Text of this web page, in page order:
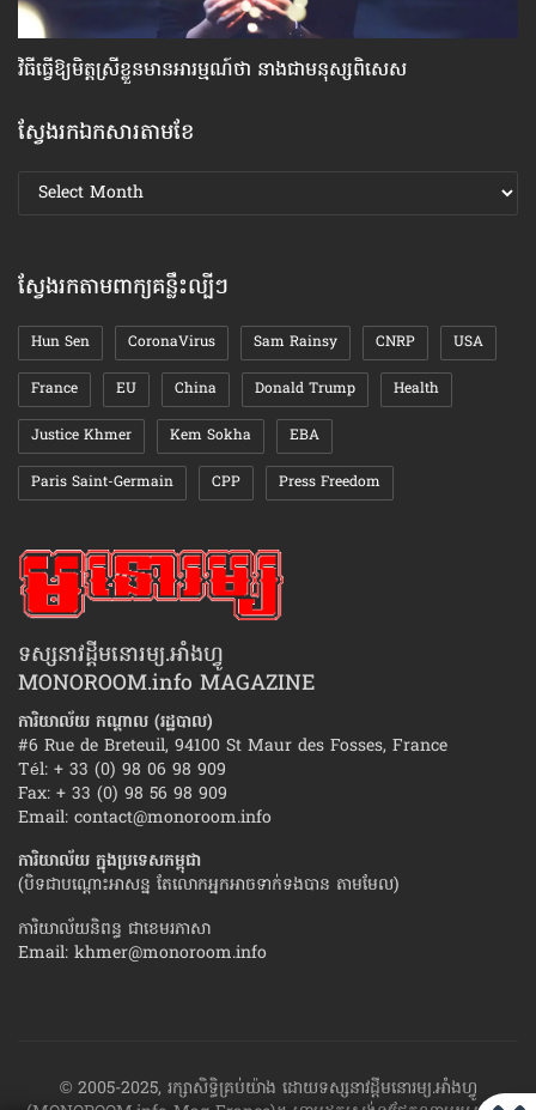
វិធី​ធ្វើ​ឱ្យ​មិត្ត​ស្រី​ខ្លួន​មាន​អារម្មណ៍​ថា នាង​ជា​មនុស្ស​ពិសេស
ស្វែងរកឯកសារតាមខែ
ស្វែងរក
ឯកសារ
ស្វែងរកតាមពាក្យគន្លឹះល្បីៗ
Hun Sen CoronaVirus Sam Rainsy CNRP USA
France EU China Donald Trump Health
Justice Khmer Kem Sokha EBA
Paris Saint-Germain CPP Press Freedom
ទស្សនាវដ្ដីមនោរម្យ.អាំងហ្វូ
MONOROOM.info MAGAZINE
ការិយាល័យ កណ្ដាល (រដ្ឋបាល)
#6 Rue de Breteuil, 94100 St Maur des Fosses, France
Tél: + 33 (0) 98 06 98 909
Fax: + 33 (0) 98 56 98 909
Email: contact@monoroom.info
ការិយាល័យ ក្នុង​ប្រទេស​កម្ពុជា
(បិទជាបណ្ដោះអាសន្ន តែលោកអ្នកអាចទាក់ទងបាន តាមមែល)
ការិយាល័យនិពន្ធ ជាខេមរភាសា
Email: khmer@monoroom.info
© 2005-2025, រក្សាសិទ្ធិគ្រប់យ៉ាង ដោយទស្សនាវដ្ដី​មនោរម្យ.អាំងហ្វូ